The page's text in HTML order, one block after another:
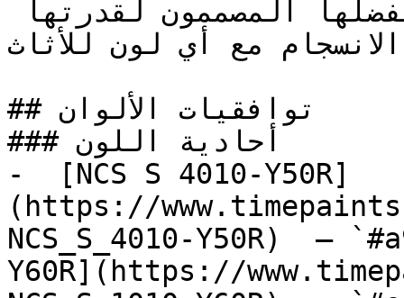
مع أي لون للأثاث.
## توافقيات الألوان
### أحادية اللون
-  [NCS S 4010-Y50R]
(https://
NCS_S_4010-Y50R)  —
Y60R](https://